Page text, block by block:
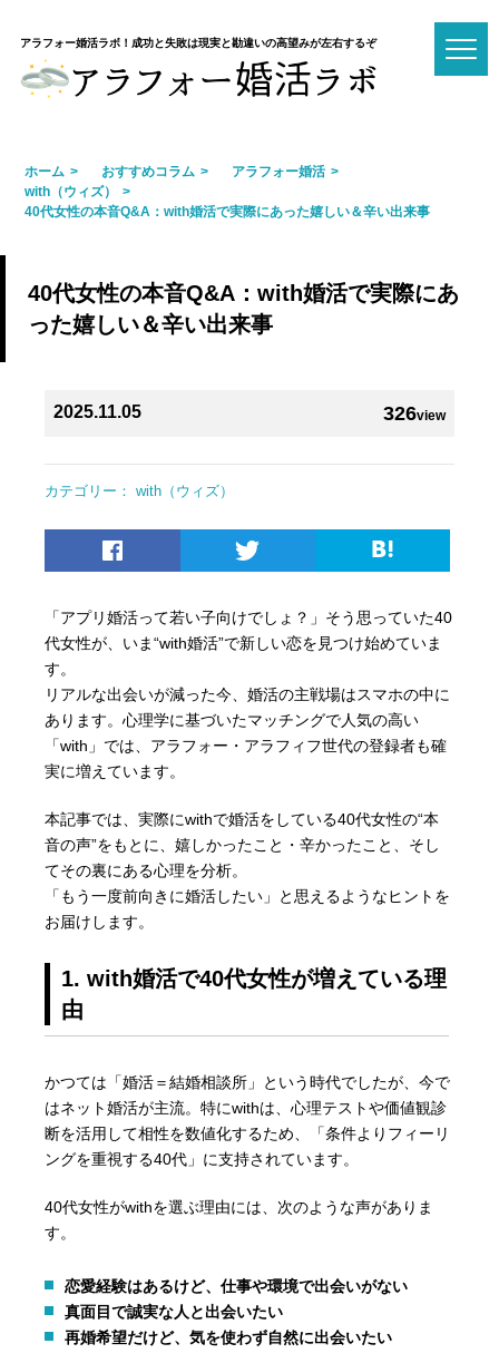
アラフォー婚活ラボ！成功と失敗は現実と勘違いの高望みが左右するぞ
ホーム おすすめコラム
アラフォー婚活
with（ウィズ）
40代女性の本音Q&A：with婚活で実際にあった嬉しい＆辛い出来事
40代女性の本音Q&A：with婚活で実際にあ
った嬉しい＆辛い出来事
326view
2025.11.05
カテゴリー： with（ウィズ）
「アプリ婚活って若い子向けでしょ？」そう思っていた40
代女性が、いま“with婚活”で新しい恋を見つけ始めていま
す。
リアルな出会いが減った今、婚活の主戦場はスマホの中に
あります。心理学に基づいたマッチングで人気の高い
「with」では、アラフォー・アラフィフ世代の登録者も確
実に増えています。
本記事では、実際にwithで婚活をしている40代女性の“本
音の声”をもとに、嬉しかったこと・辛かったこと、そし
てその裏にある心理を分析。
「もう一度前向きに婚活したい」と思えるようなヒントを
お届けします。
1. with婚活で40代女性が増えている理
由
かつては「婚活＝結婚相談所」という時代でしたが、今で
はネット婚活が主流。特にwithは、心理テストや価値観診
断を活用して相性を数値化するため、「条件よりフィーリ
ングを重視する40代」に支持されています。
40代女性がwithを選ぶ理由には、次のような声がありま
す。
恋愛経験はあるけど、仕事や環境で出会いがない
真面目で誠実な人と出会いたい
再婚希望だけど、気を使わず自然に出会いたい